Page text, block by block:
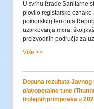
U svrhu izrade Sanitarne
plovilo registarske oznake
pomorskog teritorija
uzorkovanja mora,
proizvodnih područja za
Više >>
Dopuna rezultata
plavoperajne tune
trofejnih primjeraka u